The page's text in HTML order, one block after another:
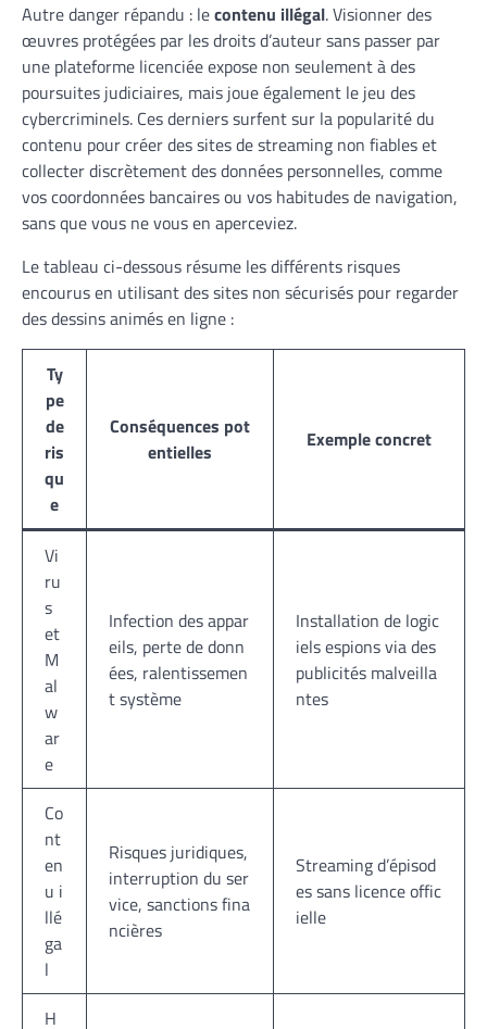
Autre danger répandu : lecontenu illégal. Visionner des
œuvres protégées par les droits d’auteur sans passer par
une plateforme licenciée expose non seulement à des
poursuites judiciaires, mais joue également le jeu des
cybercriminels. Ces derniers surfent sur la popularité du
contenu pour créer des sites de streaming non fiables et
collecter discrètement des données personnelles, comme
vos coordonnées bancaires ou vos habitudes de navigation,
sans que vous ne vous en aperceviez.
Le tableau ci-dessous résume les différents risques
encourus en utilisant des sites non sécurisés pour regarder
des dessins animés en ligne :
Ty
pe
de
ris
qu
e
Conséquences pot
entielles
Exemple concret
Vi
ru
s
et
M
al
w
ar
e
Infection des appar
eils, perte de donn
ées, ralentissemen
t système
Installation de logic
iels espions via des
publicités malveilla
ntes
Co
nt
en
u i
llé
ga
l
Risques juridiques,
interruption du ser
vice, sanctions fina
ncières
Streaming d’épisod
es sans licence offic
ielle
H